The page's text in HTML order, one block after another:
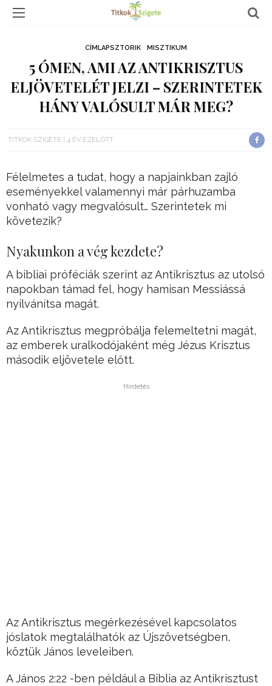
CÍMLAPSZTORIK MISZTIKUM
5 ÓMEN, AMI AZ ANTIKRISZTUS
ELJÖVETELÉT JELZI – SZERINTETEK
HÁNY VALÓSULT MÁR MEG?
TITKOK SZIGETE 4 ÉV EZELŐTT
Félelmetes a tudat, hogy a napjainkban zajló
eseményekkel valamennyi már párhuzamba
vonható vagy megvalósult… Szerintetek mi
követezik?
Nyakunkon a vég kezdete?
A bibliai próféciák szerint az Antikrisztus az utolsó
napokban támad fel, hogy hamisan Messiássá
nyilvánítsa magát.
Az Antikrisztus megpróbálja felemeltetni magát,
az emberek uralkodójaként még Jézus Krisztus
második eljövetele előtt.
Hirdetés
Az Antikrisztus megérkezésével kapcsolatos
jóslatok megtalálhatók az Újszövetségben,
köztük János leveleiben.
A János 2:22 -ben például a Biblia az Antikrisztust